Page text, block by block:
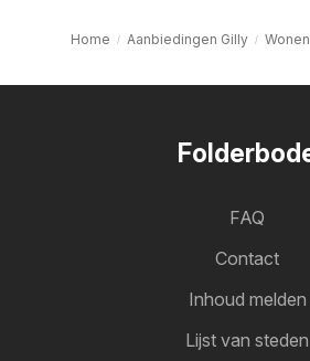
Home Aanbiedingen Gilly
FAQ
Contact
Inhoud melden
Lijst van steden